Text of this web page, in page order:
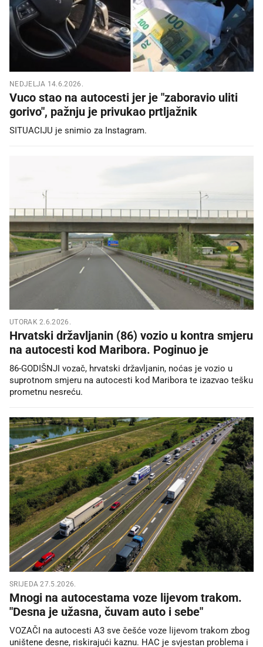
NEDJELJA 14.6.2026.
Vuco stao na autocesti jer je "zaboravio uliti
gorivo", pažnju je privukao prtljažnik
SITUACIJU je snimio za Instagram.
UTORAK 2.6.2026.
Hrvatski državljanin (86) vozio u kontra smjeru
na autocesti kod Maribora. Poginuo je
86-GODIŠNJI vozač, hrvatski državljanin, noćas je vozio u
suprotnom smjeru na autocesti kod Maribora te izazvao tešku
prometnu nesreću.
SRIJEDA 27.5.2026.
Mnogi na autocestama voze lijevom trakom.
"Desna je užasna, čuvam auto i sebe"
VOZAČI na autocesti A3 sve češće voze lijevom trakom zbog
uništene desne, riskirajući kaznu. HAC je svjestan problema i